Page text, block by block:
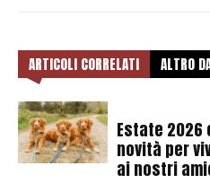
ARTICOLI CORRELATI ALTRO
Estate
novità per
ai nostri